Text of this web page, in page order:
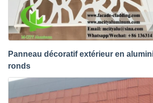
Panneau décoratif extérieur en
ronds